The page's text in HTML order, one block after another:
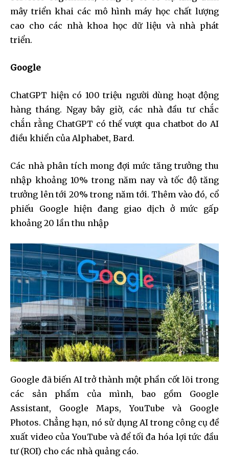
Join our community of
SUBSCRIBERS and be part of the
conversation.
To subscribe, simply enter your email address on our website
safe with us.
I've read and accept thePrivacy Policy.
32,111
Followers
32,214
Followers
11,243
Followers
mây triển khai các mô hình máy học chất lượng
cao cho các nhà khoa học dữ liệu và nhà phát
triển.
Google
ChatGPT hiện có 100 triệu người dùng hoạt động
hàng tháng. Ngay bây giờ, các nhà đầu tư chắc
chắn rằng ChatGPT có thể vượt qua chatbot do AI
điều khiển của Alphabet, Bard.
Các nhà phân tích mong đợi mức tăng trưởng thu
nhập khoảng 10% trong năm nay và tốc độ tăng
trưởng lên tới 20% trong năm tới. Thêm vào đó, cổ
phiếu Google hiện đang giao dịch ở mức gấp
khoảng 20 lần thu nhập
Google đã biến AI trở thành một phần cốt lõi trong
các sản phẩm của mình, bao gồm Google
Assistant, Google Maps, YouTube và Google
Photos. Chẳng hạn, nó sử dụng AI trong công cụ đề
xuất video của YouTube và để tối đa hóa lợi tức đầu
tư (ROI) cho các nhà quảng cáo.